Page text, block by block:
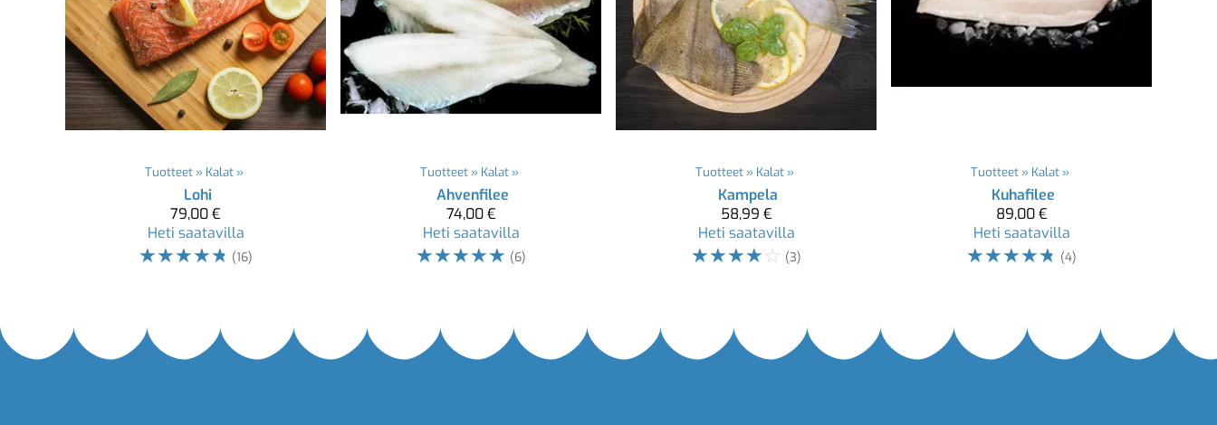
Tuotteet ‪» Kalat ‪»
Lohi
79,00 €
Heti saatavilla
☆☆☆☆☆ (16)
Tuotteet ‪» Kalat ‪»
Ahvenfilee
74,00 €
Heti saatavilla
☆☆☆☆☆ (6)
Tuotteet ‪» Kalat ‪»
Kampela
58,99 €
Heti saatavilla
☆☆☆☆☆ (3)
Tuotteet ‪» Kalat ‪»
Kuhafilee
89,00 €
Heti saatavilla
☆☆☆☆☆ (4)